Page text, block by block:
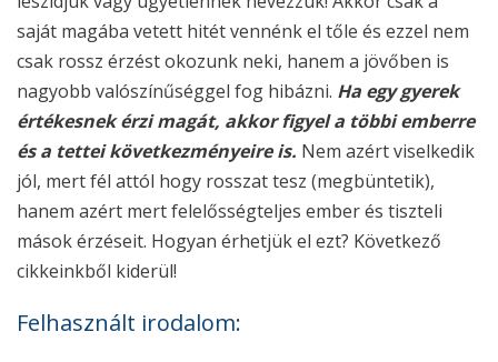
saját magába vetett hitét vennénk el tőle és ezzel nem
csak rossz érzést okozunk neki, hanem a jövőben is
nagyobb valószínűséggel fog hibázni. Ha egy gyerek
értékesnek érzi magát, akkor figyel a többi emberre
és a tettei következményeire is. Nem azért viselkedik
jól, mert fél attól hogy rosszat tesz (megbüntetik),
hanem azért mert felelősségteljes ember és tiszteli
mások érzéseit. Hogyan érhetjük el ezt? Következő
cikkeinkből kiderül!
Felhasznált irodalom: